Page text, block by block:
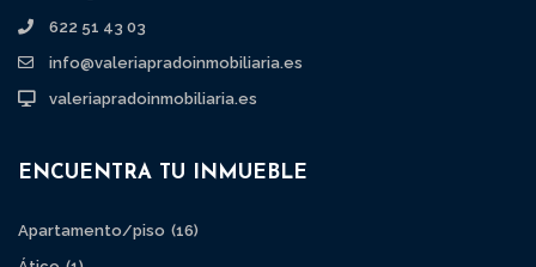
622 51 43 03
info@valeriapradoinmobiliaria.es
valeriapradoinmobiliaria.es
ENCUENTRA TU INMUEBLE
Apartamento/piso (16)